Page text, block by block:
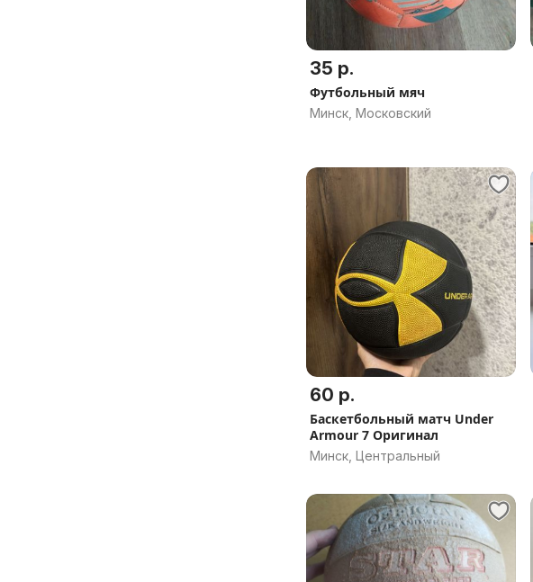
35 р.
Футбольный мяч
Минск, Московский
60 р.
Баскетбольный матч Under
Armour 7 Оригинал
Минск, Центральный